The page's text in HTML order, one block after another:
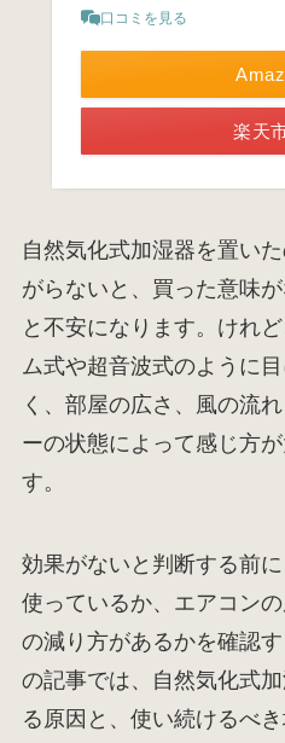
口コミを見る
楽天
自然気化式加湿器を置い
がらないと、買った意味
と不安になります。けれ
ム式や超音波式のように
く、部屋の広さ、風の流
ーの状態によって感じ方
す。
効果がないと判断する前
使っているか、エアコン
の減り方があるかを確認
の記事では、自然気化式
る原因と、使い続けるべ